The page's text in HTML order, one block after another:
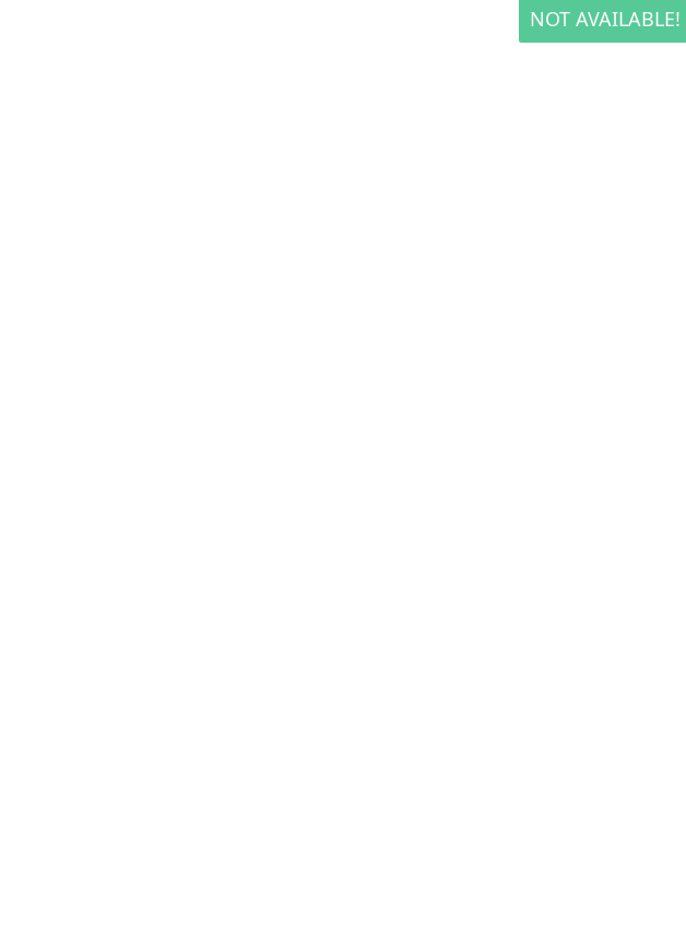
NOT AVAILABLE!